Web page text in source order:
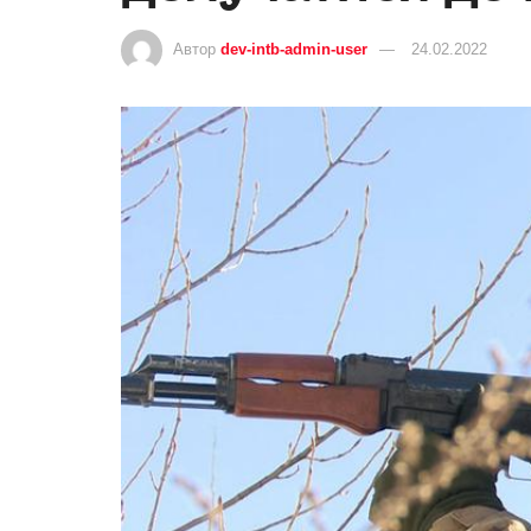
Автор dev-intb-admin-user 24.02.2022